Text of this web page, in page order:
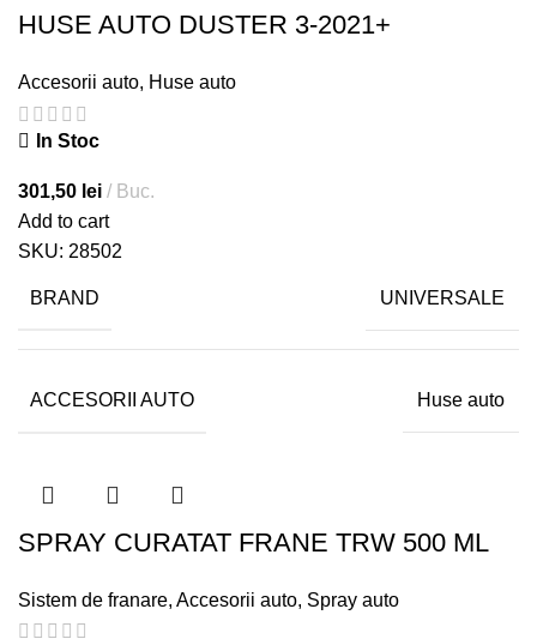
HUSE AUTO DUSTER 3-2021+
Accesorii auto, Huse auto
In Stoc
301,50 lei
Buc.
Add to cart
SKU: 28502
BRAND UNIVERSALE
ACCESORII AUTO Huse auto
SPRAY CURATAT FRANE TRW 500 ML
Sistem de franare, Accesorii auto, Spray auto